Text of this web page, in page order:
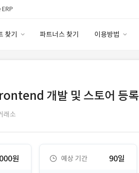
ERP
찾기 파트너스 찾기 이용방법
이용요금
고객센터
개발 및 스토어 등록
래소
원 예상 기간 90일